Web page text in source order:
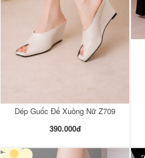
Dép Guốc Đế Xuồng Nữ Z709
390.000đ